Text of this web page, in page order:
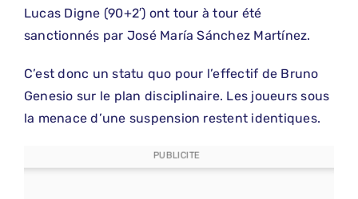
Lucas Digne (90+2′) ont tour à tour été
sanctionnés par José María Sánchez Martínez.
C’est donc un statu quo pour l’effectif de Bruno
Genesio sur le plan disciplinaire. Les joueurs sous
la menace d’une suspension restent identiques.
PUBLICITE